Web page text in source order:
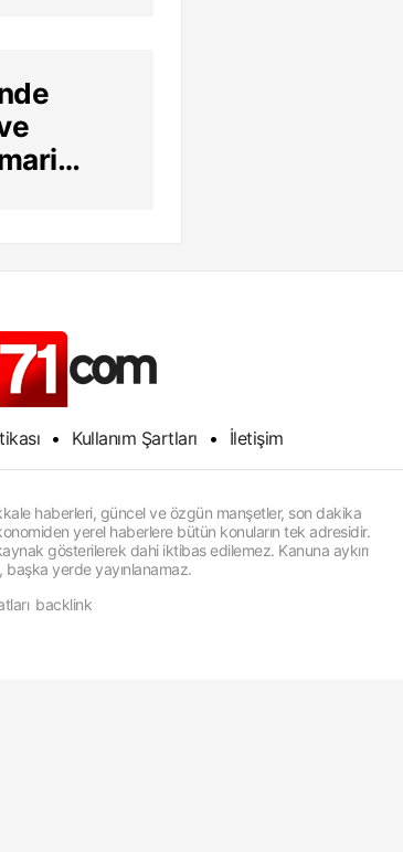
• Kullanım Şartları • İletişim
haberleri, güncel ve özgün manşetler, son dakika
yerel haberlere bütün konuların tek adresidir.
gösterilerek dahi iktibas edilemez. Kanuna aykırı
yerde yayınlanamaz.
backlink